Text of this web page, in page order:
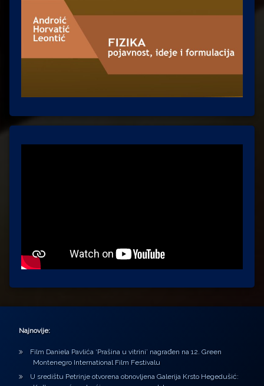
Najnovije:
Film Daniela Pavlića ‘Prašina u vitrini’ nagrađen na 12. Green
Montenegro International Film Festivalu
U središtu Petrinje otvorena obnovljena Galerija Krsto Hegedušić: